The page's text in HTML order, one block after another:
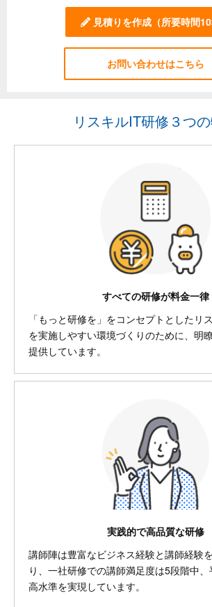
見積りを作成 （所要時間10
お問い合わせはこちら
リスキルIT研修３つ
すべての研修が料金一律
「もっと研修を」をコンセプトとしたリ
を実施しやすい環境づくりのために、明
提供しています。
実践的で高品質な研修
講師陣は豊富なビジネス経験と講師経験
り、一社研修での講師満足度は5段階中
高水準を実現しています。